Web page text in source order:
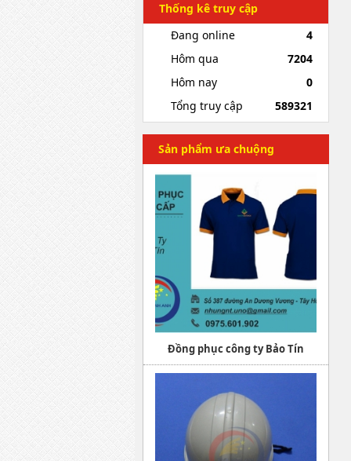
Thống kê truy cập
Đang online
4
Hôm qua
7204
Hôm nay
0
Tổng truy cập
589321
Sản phẩm ưa chuộng
Đồng phục công ty Bảo Tín